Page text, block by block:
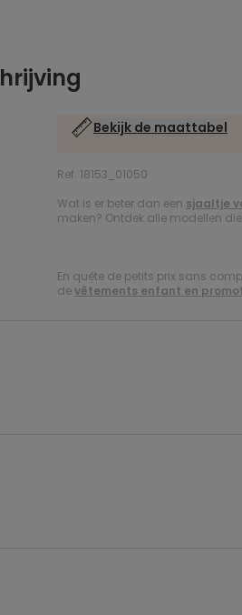
Bekijk de maattabel
Ref. 18153_01050
Wat is er beter dan een sjaaltje
maken? Ontdek alle modellen
.
En quête de petits prix sans
devêtements enfant en